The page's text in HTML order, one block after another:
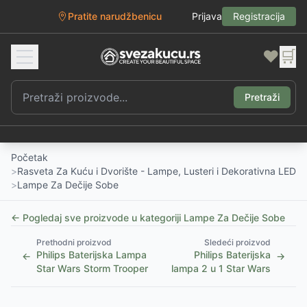
Pratite narudžbenicu Prijava Registracija
❤️ 🛒
Pretraži
Početak
>Rasveta Za Kuću i Dvorište - Lampe, Lusteri i Dekorativna LED
>Lampe Za Dečije Sobe
← Pogledaj sve proizvode u kategoriji Lampe Za Dečije Sobe
←
Prethodni proizvod
Philips Baterijska Lampa
Star Wars Storm Trooper
Sledeći proizvod
Philips Baterijska
lampa 2 u 1 Star Wars
→